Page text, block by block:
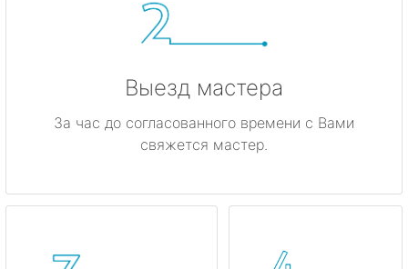
Выезд мастера
За час до согласованного времени с Вами
свяжется мастер.